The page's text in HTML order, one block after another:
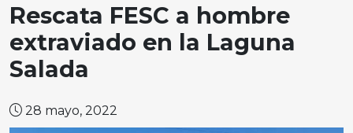
Rescata FESC a hombre
extraviado en la Laguna
Salada
28 mayo, 2022